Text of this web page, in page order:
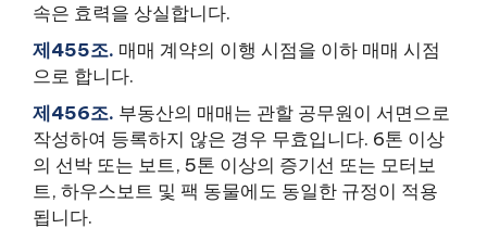
속은 효력을 상실합니다.
제455조. 매매 계약의 이행 시점을 이하 매매 시점
으로 합니다.
제456조. 부동산의 매매는 관할 공무원이 서면으로
작성하여 등록하지 않은 경우 무효입니다. 6톤 이상
의 선박 또는 보트, 5톤 이상의 증기선 또는 모터보
트, 하우스보트 및 팩 동물에도 동일한 규정이 적용
됩니다.